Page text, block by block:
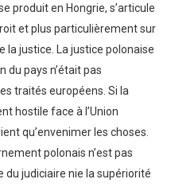
produit en Hongrie, s’articule
et plus particulièrement sur
la justice. La justice polonaise
pays n’était pas
traités européens. Si la
hostile face à l’Union
qu’envenimer les choses.
polonais n’est pas
du judiciaire nie la supériorité